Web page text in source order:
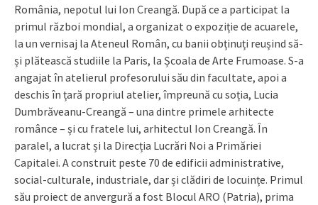
România, nepotul lui Ion Creangă. După ce a participat la
primul război mondial, a organizat o expoziție de acuarele,
la un vernisaj la Ateneul Român, cu banii obținuți reușind să-
și plătească studiile la Paris, la Școala de Arte Frumoase. S-a
angajat în atelierul profesorului său din facultate, apoi a
deschis în țară propriul atelier, împreună cu soția, Lucia
Dumbrăveanu-Creangă – una dintre primele arhitecte
românce – și cu fratele lui, arhitectul Ion Creangă. În
paralel, a lucrat și la Direcția Lucrări Noi a Primăriei
Capitalei. A construit peste 70 de edificii administrative,
social-culturale, industriale, dar și clădiri de locuințe. Primul
său proiect de anvergură a fost Blocul ARO (Patria), prima